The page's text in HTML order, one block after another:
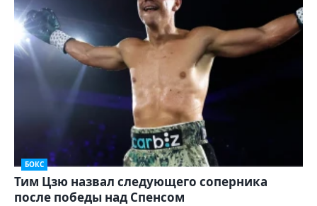
БОКС
Тим Цзю назвал следующего соперника
после победы над Спенсом